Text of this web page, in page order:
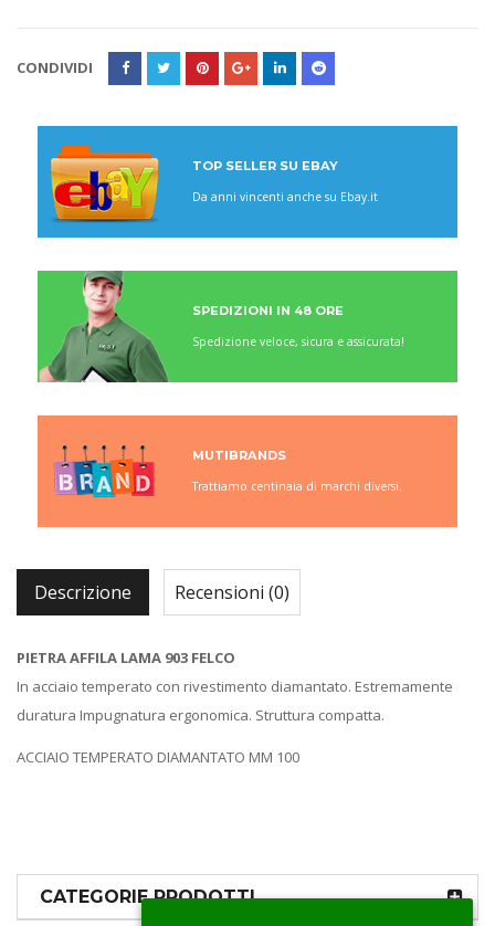
CATEGORIE PRODOTTI
CONDIVIDI
TOP SELLER SU EBAY
Da anni vincenti anche su Ebay.it
SPEDIZIONI IN 48 ORE
Spedizione veloce, sicura e assicurata!
MUTIBRANDS
Trattiamo centinaia di marchi diversi.
Descrizione Recensioni (0)
PIETRA AFFILA LAMA 903 FELCO
In acciaio temperato con rivestimento diamantato. Estremamente
duratura Impugnatura ergonomica. Struttura compatta.
ACCIAIO TEMPERATO DIAMANTATO MM 100